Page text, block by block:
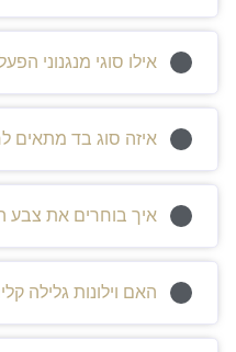
אילו סוגי מנגנוני
איזה סוג בד מתאים
איך בוחרים את צבע
האם וילונות גלילה